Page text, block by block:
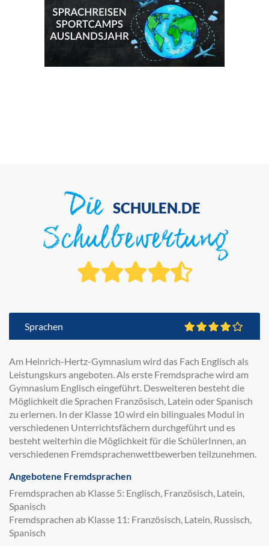
Die SCHULEN.DE
Schulbewertung
Sprachen
Am Heinrich-Hertz-Gymnasium wird das Fach Englisch als
Leistungskurs angeboten. Als erste Fremdsprache wird am
Gymnasium Englisch eingeführt. Desweiteren besteht die
Möglichkeit die Sprachen Französisch, Latein oder Spanisch
zu erlernen. In der Klasse 10 wird ein bilinguales Modul in
verschiedenen Unterrichtsfächern durchgeführt und es
besteht weiterhin die Möglichkeit für die SchülerInnen, an
verschiedenen Fremdsprachenwettbewerben teilzunehmen.
Angebotene Fremdsprachen
Fremdsprachen ab Klasse 5: Englisch, Französisch, Latein,
Spanisch
Fremdsprachen ab Klasse 11: Französisch, Latein, Russisch,
Spanisch